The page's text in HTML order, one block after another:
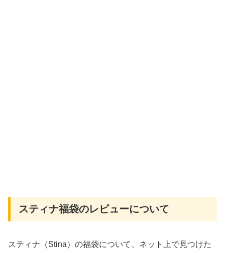
スティナ福袋のレビューについて
スティナ（Stina）の福袋について、ネット上で見つけた